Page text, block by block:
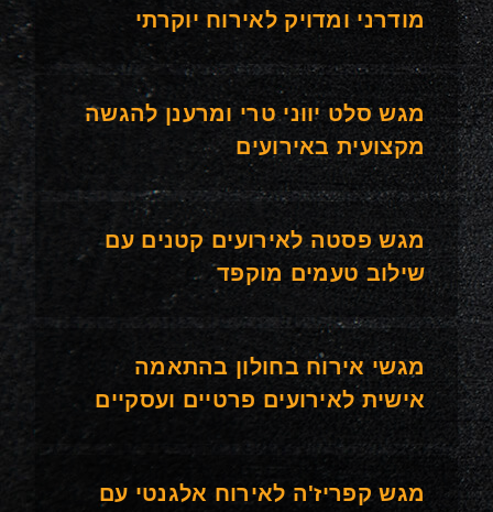
מודרני ומדויק לאירוח יוקרתי
מגש סלט יווני טרי ומרענן להגשה
מקצועית באירועים
מגש פסטה לאירועים קטנים עם
שילוב טעמים מוקפד
מגשי אירוח בחולון בהתאמה
אישית לאירועים פרטיים ועסקיים
מגש קפריז'ה לאירוח אלגנטי עם